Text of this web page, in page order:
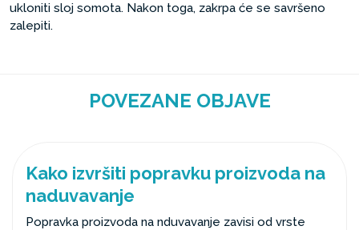
ukloniti sloj somota. Nakon toga, zakrpa će se savršeno
zalepiti.
POVEZANE OBJAVE
Kako izvršiti popravku proizvoda na
naduvavanje
Popravka proizvoda na nduvavanje zavisi od vrste